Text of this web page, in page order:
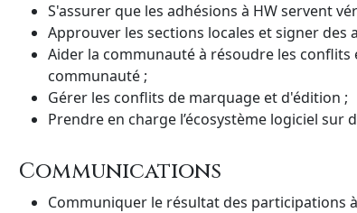
S'assurer que les adhésions à HW servent
Approuver les sections locales et signer des
Aider la communauté à résoudre les
communauté ;
Gérer les conflits de marquage et d'édition ;
Prendre en charge l’écosystème logiciel sur
Communications
Communiquer le résultat des participations